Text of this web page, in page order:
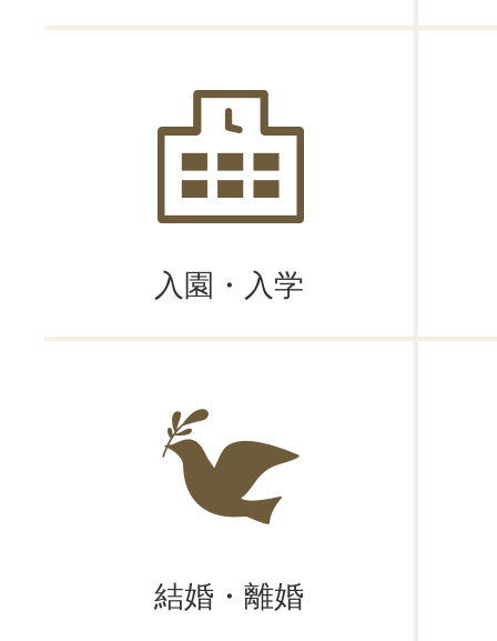
令和8年度恵那市フォト＆ム
2026年07月21日
山岡診療所婦人科の予約受付
2026年07月20日
ぎふっこカード・ぎふっこカ
2026年07月13日
2026年07月13日
入園・入学
結婚・離婚